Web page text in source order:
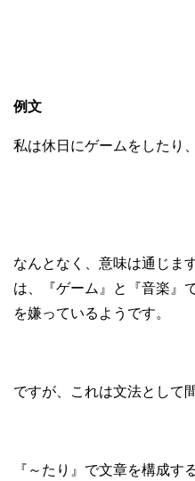
例文
私は休日にゲームをしたり
なんとなく、意味は通じま
は、『ゲーム』と『音楽』
を嫌っているようです。
ですが、これは文法として
『～たり』で文章を構成す